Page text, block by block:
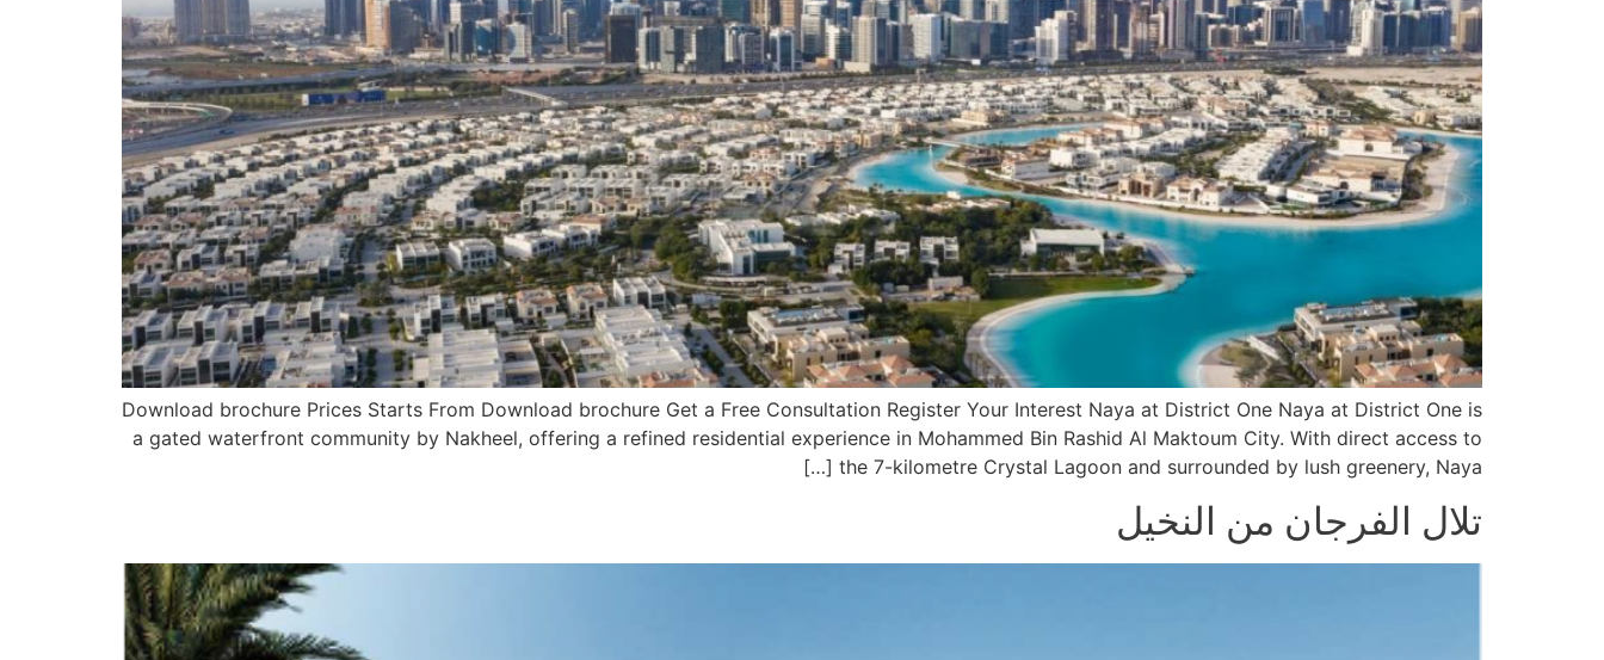
Download brochure Prices Starts From Download brochure Get a Free Consultation Register Your Interest Naya at District One Naya at District One is
a gated waterfront community by Nakheel, offering a refined residential experience in Mohammed Bin Rashid Al Maktoum City. With direct access to
the 7-kilometre Crystal Lagoon and surrounded by lush greenery, Naya […]
تلال الفرجان من النخيل